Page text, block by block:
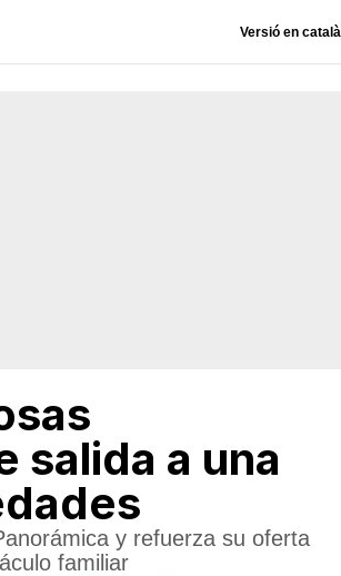
Versió en català
salida a una
y refuerza su oferta
familiar